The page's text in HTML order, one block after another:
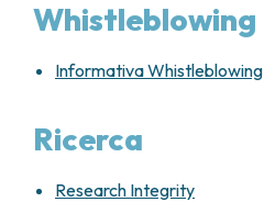
Whistleblowing
Informativa Whistleblowing
Ricerca
Research Integrity